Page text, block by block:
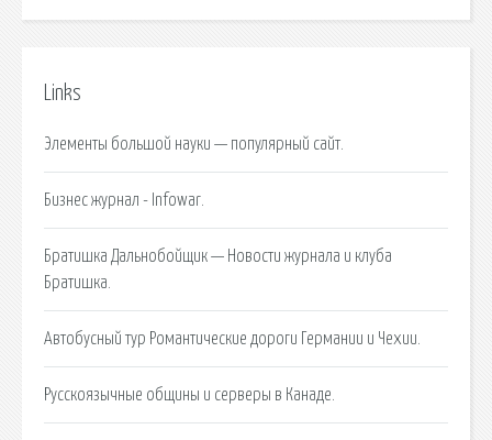
Links
Элементы большой науки — популярный сайт.
Бизнес журнал - Infowar.
Братишка Дальнобойщик — Новости журнала и клуба
Братишка.
Автобусный тур Романтические дороги Германии и Чехии.
Русскоязычные общины и серверы в Канаде.